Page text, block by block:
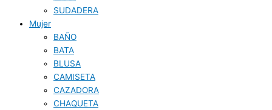
SUDADERA
Mujer
BAÑO
BATA
BLUSA
CAMISETA
CAZADORA
CHAQUETA